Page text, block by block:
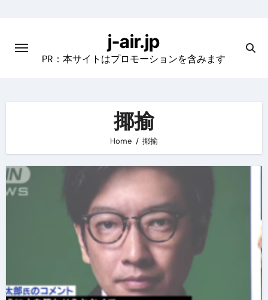
content
j-air.jp
PR：本サイトはプロモーションを含みます
揶揄
Home 揶揄